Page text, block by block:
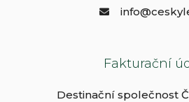
Fakturační
Destinační společnost